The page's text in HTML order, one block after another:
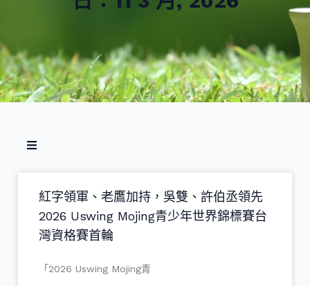
紅字領軍、老鷹加持，吳雙、許伯丞領先
2026 Uswing Mojing青少年世界錦標賽台
灣資格賽首輪
「2026 Uswing Mojing青